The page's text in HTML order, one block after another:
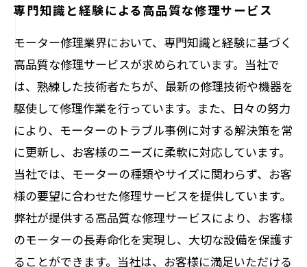
専門知識と経験による高品質な修理サービス
モーター修理業界において、専門知識と経験に基づく
高品質な修理サービスが求められています。当社で
は、熟練した技術者たちが、最新の修理技術や機器を
駆使して修理作業を行っています。また、日々の努力
により、モーターのトラブル事例に対する解決策を常
に更新し、お客様のニーズに柔軟に対応しています。
当社では、モーターの種類やサイズに関わらず、お客
様の要望に合わせた修理サービスを提供しています。
弊社が提供する高品質な修理サービスにより、お客様
のモーターの長寿命化を実現し、大切な設備を保護す
ることができます。当社は、お客様に満足いただける